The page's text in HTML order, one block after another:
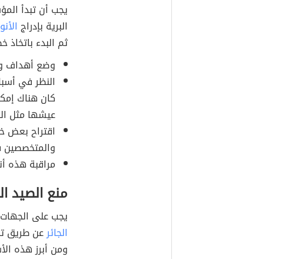
يجب أن تبدأ
البرية بإدراج
ثم البدء
وضع أهداف
النظر في
كان هناك
عيشها مثل
اقتراح بعض
مراقبة هذه
منع الصيد
يجب على الجهات
الجائرعن طريق
ومن أبرز هذه